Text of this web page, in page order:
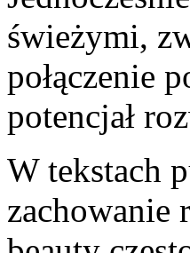
świeżymi,
połączenie
potencjał
W tekstach
zachowanie